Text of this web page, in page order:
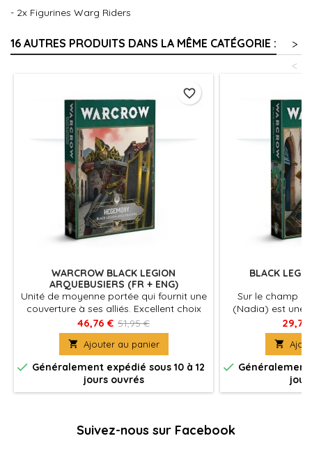
- 2x Figurines Warg Riders
16 AUTRES PRODUITS DANS LA MÊME CATÉGORIE :
>
<
WARCROW BLACK LEGION
ARQUEBUSIERS (FR + ENG)
Unité de moyenne portée qui fournit une
couverture à ses alliés. Excellent choix
pour la défense d'un flanc ou d'une
position stratégique
46,76 € 51,95 €
 Ajouter au panier
 Généralement expédié sous 10 à 12
jours ouvrés
favorite_border
BLACK
Sur le champ
(Nadia) est une
apporte des
et de
représente
Sur le
29,70

 Généralement
Suivez-nous sur Facebook